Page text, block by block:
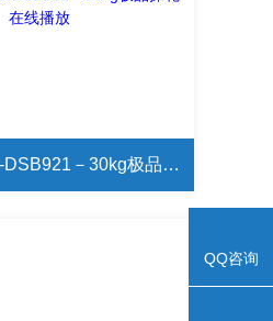
英展AWH-TC-DSB921－30kg极品探花在线播放
QQ咨询